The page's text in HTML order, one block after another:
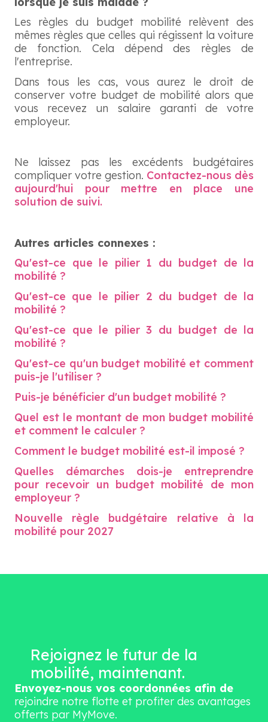
Les règles du budget mobilité relèvent des
mêmes règles que celles qui régissent la voiture
de fonction. Cela dépend des règles de
l'entreprise.
Dans tous les cas, vous aurez le droit de
conserver votre budget de mobilité alors que
vous recevez un salaire garanti de votre
employeur.
Ne laissez pas les excédents budgétaires
compliquer votre gestion. Contactez-nous dès
aujourd'hui pour mettre en place une
solution de suivi.
Autres articles connexes :
Qu'est-ce que le pilier 1 du budget de la
mobilité ?
Qu'est-ce que le pilier 2 du budget de la
mobilité ?
Qu'est-ce que le pilier 3 du budget de la
mobilité ?
Qu'est-ce qu'un budget mobilité et comment
puis-je l'utiliser ?
Puis-je bénéficier d'un budget mobilité ?
Quel est le montant de mon budget mobilité
et comment le calculer ?
Comment le budget mobilité est-il imposé ?
Quelles démarches dois-je entreprendre
pour recevoir un budget mobilité de mon
employeur ?
Nouvelle règle budgétaire relative à la
mobilité pour 2027
Rejoignez le futur de la
mobilité, maintenant.
Envoyez-nous vos coordonnées afin de
rejoindre notre flotte et profiter des avantages
offerts par MyMove.